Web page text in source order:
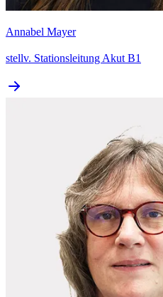
Annabel Mayer
stellv. Stationsleitung Akut B1